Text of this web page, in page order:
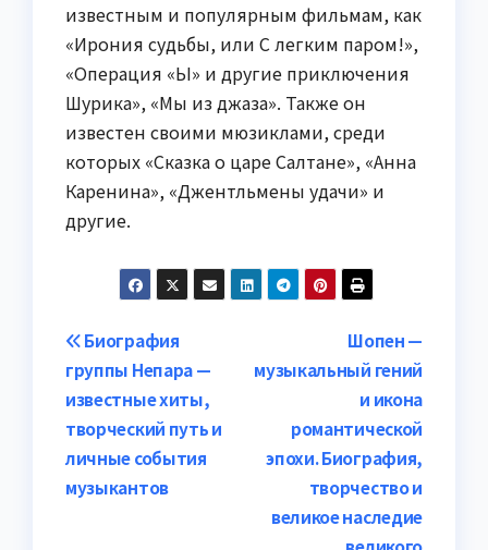
известным и популярным фильмам, как
«Ирония судьбы, или С легким паром!»,
«Операция «Ы» и другие приключения
Шурика», «Мы из джаза». Также он
известен своими мюзиклами, среди
которых «Сказка о царе Салтане», «Анна
Каренина», «Джентльмены удачи» и
другие.
Навигация
по
записям
Шопен —
музыкальный гений
и икона
романтической
эпохи. Биография,
творчество и
великое наследие
Биография
группы Непара —
известные хиты,
творческий путь и
личные события
музыкантов